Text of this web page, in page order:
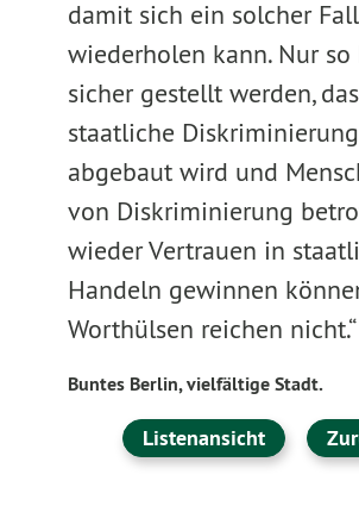
damit sich ein solcher
wiederholen kann. Nur so
sicher gestellt werden,
staatliche Diskriminierung
abgebaut wird und
von Diskriminierung
wieder Vertrauen in
Handeln gewinnen
Worthülsen reichen nicht.“
Buntes Berlin, vielfältige Stadt.
Listenansicht